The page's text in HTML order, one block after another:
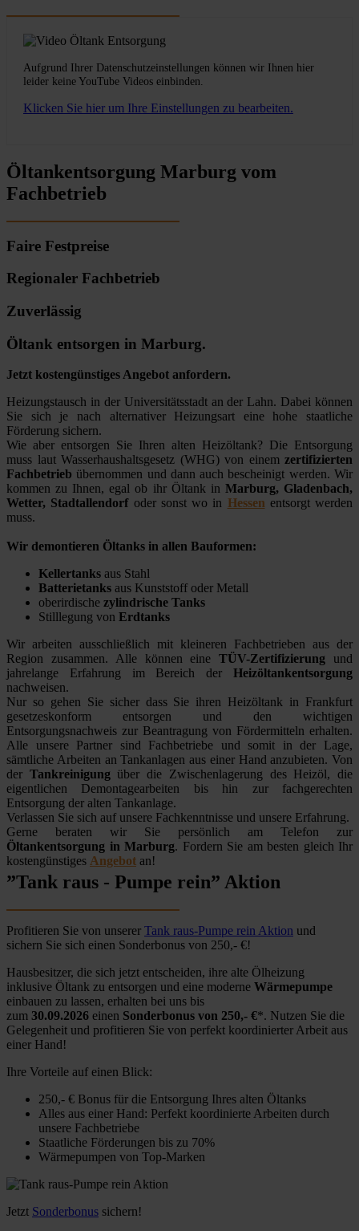
Aufgrund Ihrer Datenschutzeinstellungen können wir Ihnen hier
leider keine YouTube Videos einbinden.
Klicken Sie hier um Ihre Einstellungen zu bearbeiten.
Öltankentsorgung Marburg vom
Fachbetrieb
Faire Festpreise
Regionaler Fachbetrieb
Zuverlässig
Öltank entsorgen in Marburg.
Jetzt kostengünstiges Angebot anfordern.
Heizungstausch in der Universitätsstadt an der Lahn. Dabei können
Sie sich je nach alternativer Heizungsart eine hohe staatliche
Förderung sichern.
Wie aber entsorgen Sie Ihren alten Heizöltank? Die Entsorgung
muss laut Wasserhaushaltsgesetz (WHG) von einem zertifizierten
Fachbetrieb übernommen und dann auch bescheinigt werden. Wir
kommen zu Ihnen, egal ob ihr Öltank in Marburg, Gladenbach,
Wetter, Stadtallendorfoder sonst wo in Hessen entsorgt werden
muss.
Wir demontieren Öltanks in allen Bauformen:
Kellertanks aus Stahl
Batterietanks aus Kunststoff oder Metall
oberirdische zylindrische Tanks
Stilllegung von Erdtanks
Wir arbeiten ausschließlich mit kleineren Fachbetrieben aus der
Region zusammen. Alle können eineTÜV-Zertifizierung und
jahrelange Erfahrung im Bereich der Heizöltankentsorgung
nachweisen.
Nur so gehen Sie sicher dass Sie ihren Heizöltank in Frankfurt
gesetzeskonform entsorgen und den wichtigen
Entsorgungsnachweis zur Beantragung von Fördermitteln erhalten.
Alle unsere Partner sind Fachbetriebe und somit in der Lage,
sämtliche Arbeiten an Tankanlagen aus einer Hand anzubieten. Von
der Tankreinigung über die Zwischenlagerung des Heizöl, die
eigentlichen Demontagearbeiten bis hin zur fachgerechten
Entsorgung der alten Tankanlage.
Verlassen Sie sich auf unsere Fachkenntnisse und unsere Erfahrung.
Gerne beraten wir Sie persönlich am Telefon zur
Öltankentsorgung in Marburg. Fordern Sie am besten gleich Ihr
kostengünstiges Angebot an!
”Tank raus - Pumpe rein” Aktion
Profitieren Sie von unserer Tank raus-Pumpe rein Aktion und
sichern Sie sich einen Sonderbonus von 250,- €!
Hausbesitzer, die sich jetzt entscheiden, ihre alte Ölheizung
inklusive Öltank zu entsorgen und eine moderne Wärmepumpe
einbauen zu lassen, erhalten bei uns bis
zum 30.09.2026 einen Sonderbonus von 250,- €*. Nutzen Sie die
Gelegenheit und profitieren Sie von perfekt koordinierter Arbeit aus
einer Hand!
Ihre Vorteile auf einen Blick:
250,- € Bonus für die Entsorgung Ihres alten Öltanks
Alles aus einer Hand: Perfekt koordinierte Arbeiten durch
unsere Fachbetriebe
Staatliche Förderungen bis zu 70%
Wärmepumpen von Top-Marken
Jetzt Sonderbonus sichern!